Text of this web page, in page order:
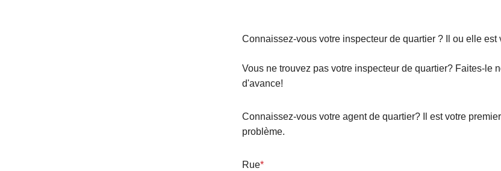
Connaissez-vous votre inspecteur de quartier ? Il ou elle
Vous ne trouvez pas votre inspecteur de quartier? Faites-le
d'avance!
Connaissez-vous votre agent de quartier? Il est votre
problème.
Rue